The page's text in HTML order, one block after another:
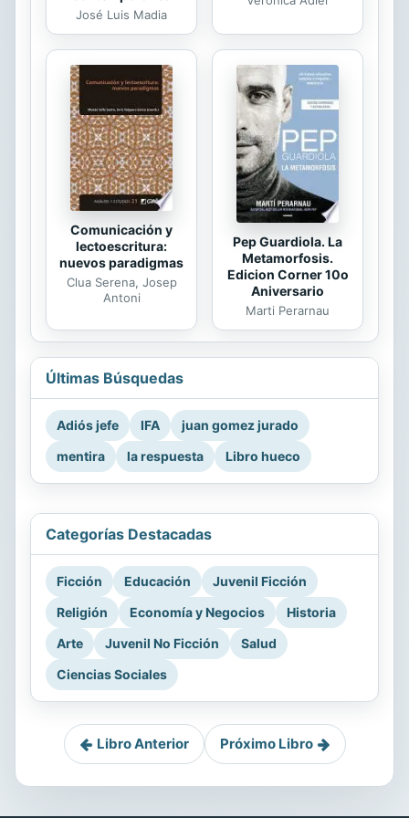
José Luis Madia
Comunicación y
lectoescritura:
nuevos paradigmas
Clua Serena, Josep
Antoni
Pep Guardiola. La
Metamorfosis.
Edicion Corner 10o
Aniversario
Marti Perarnau
Últimas Búsquedas
Adiós jefe IFA
juan gomez jurado
mentira
la respuesta Libro hueco
Categorías Destacadas
Ficción Educación
Juvenil Ficción
Religión
Economía y Negocios
Historia
Arte
Juvenil No Ficción
Salud
Ciencias Sociales
Libro Anterior Próximo Libro